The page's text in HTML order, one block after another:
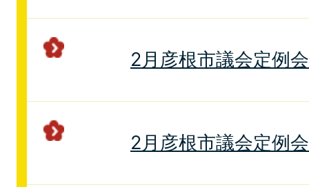
2月彦根市議会定例
2月彦根市議会定例